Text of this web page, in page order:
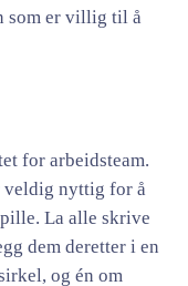
som er villig til å
for arbeidsteam.
veldig nyttig for å
La alle skrive
dem deretter i en
og én om